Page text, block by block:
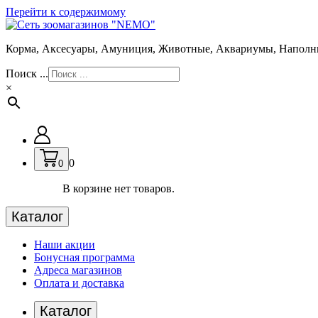
Перейти к содержимому
Корма, Аксесуары, Амуниция, Животные, Аквариумы,
Поиск ...
×
0 0
В корзине нет товаров.
Каталог
Наши акции
Бонусная программа
Адреса магазинов
Оплата и доставка
Каталог